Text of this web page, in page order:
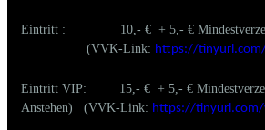
Eintritt : 10,- € + 5,- € Mindestverzehr
(VVK-Link: https://
Eintritt VIP: 15,- € + 5,- €
Anstehen) (VVK-Link: https://